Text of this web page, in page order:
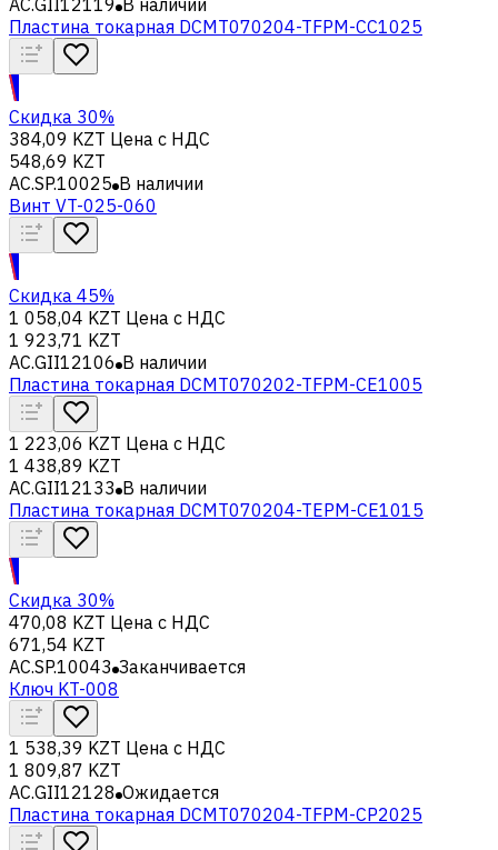
Пластина токарная DCMT070204-TFPM-CC1025
Скидка 30%
384,09 KZT Цена с НДС
548,69 KZT
AC.SP.10025 В наличии
Винт VT-025-060
Скидка 45%
1 058,04 KZT Цена с НДС
1 923,71 KZT
AC.GII12106 В наличии
Пластина токарная DCMT070202-TFPM-CE1005
1 223,06 KZT Цена с НДС
1 438,89 KZT
AC.GII12133 В наличии
Пластина токарная DCMT070204-TEPM-CE1015
Скидка 30%
470,08 KZT Цена с НДС
671,54 KZT
AC.SP.10043 Заканчивается
Ключ KT-008
1 538,39 KZT Цена с НДС
1 809,87 KZT
AC.GII12128 Ожидается
Пластина токарная DCMT070204-TFPM-CP2025